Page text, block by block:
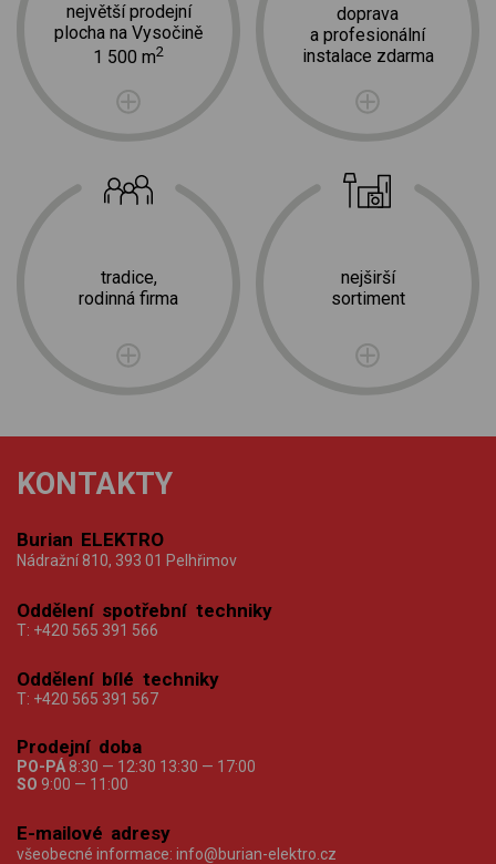
největší prodejní
plocha na Vysočině
1 500 m2
tradice,
rodinná firma
doprava
a profesionální
instalace zdarma
nejširší
sortiment
KONTAKTY
Burian ELEKTRO
Nádražní 810, 393 01 Pelhřimov
Oddělení spotřební techniky
T: +420 565 391 566
Oddělení bílé techniky
T: +420 565 391 567
Prodejní doba
PO-PÁ 8:30 — 12:30 13:30 — 17:00
SO 9:00 — 11:00
E-mailové adresy
všeobecné informace: info@burian-elektro.cz